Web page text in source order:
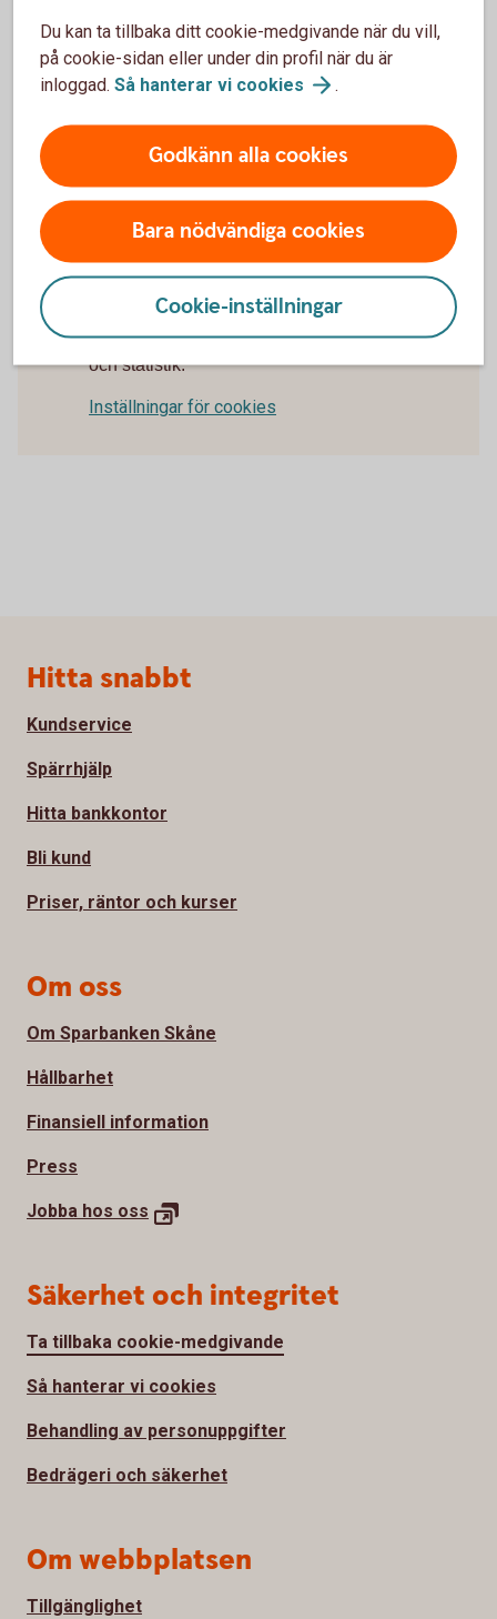
Hur ser jag och sorterar min valutakoncern?
Hur skapar jag en intern kontogrupp?
För att se detta innehåll behöver du först
godkänna cookies för Funktioner, prestanda
och statistik.
Inställningar för cookies
Du kan ta tillbaka ditt cookie-medgivande när du vill,
på cookie-sidan eller under din profil när du är
inloggad. Så hanterar vi cookies .
Godkänn alla cookies
Bara nödvändiga cookies
Cookie-inställningar
Sidfot
Hitta snabbt
Kundservice
Spärrhjälp
Hitta bankkontor
Bli kund
Priser, räntor och kurser
Om oss
Om Sparbanken Skåne
Hållbarhet
Finansiell information
Press
Jobba hos oss
Säkerhet och integritet
Ta tillbaka cookie-medgivande
Så hanterar vi cookies
Behandling av personuppgifter
Bedrägeri och säkerhet
Om webbplatsen
Tillgänglighet